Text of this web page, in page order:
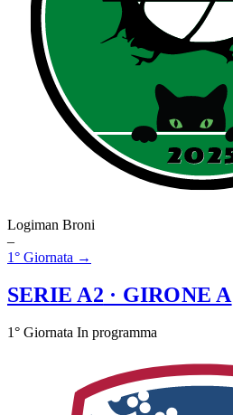
Logiman Broni
–
1° Giornata →
SERIE A2 · GIRONE A
1° Giornata In programma